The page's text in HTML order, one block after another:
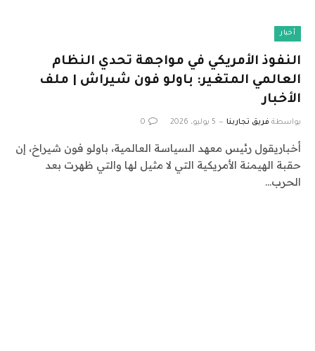
أخبار
النفوذ الأمريكي في مواجهة تحدي النظام
العالمي المتغير: باولو فون شيراش | ملف
الأخبار
بواسطة فريق تجاربنا 5 يوليو، 2026 0
أخباريقول رئيس معهد السياسة العالمية، باولو فون شيراخ، إن
حقبة الهيمنة الأمريكية التي لا مثيل لها والتي ظهرت بعد
الحرب…